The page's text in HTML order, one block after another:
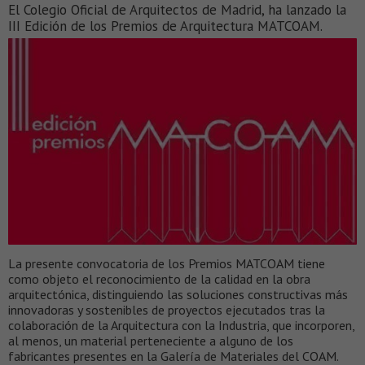
El Colegio Oficial de Arquitectos de Madrid, ha lanzado la
III Edición de los Premios de Arquitectura MATCOAM.
La presente convocatoria de los Premios MATCOAM tiene
como objeto el reconocimiento de la calidad en la obra
arquitectónica, distinguiendo las soluciones constructivas más
innovadoras y sostenibles de proyectos ejecutados tras la
colaboración de la Arquitectura con la Industria, que incorporen,
al menos, un material perteneciente a alguno de los
fabricantes presentes en la Galería de Materiales del COAM.